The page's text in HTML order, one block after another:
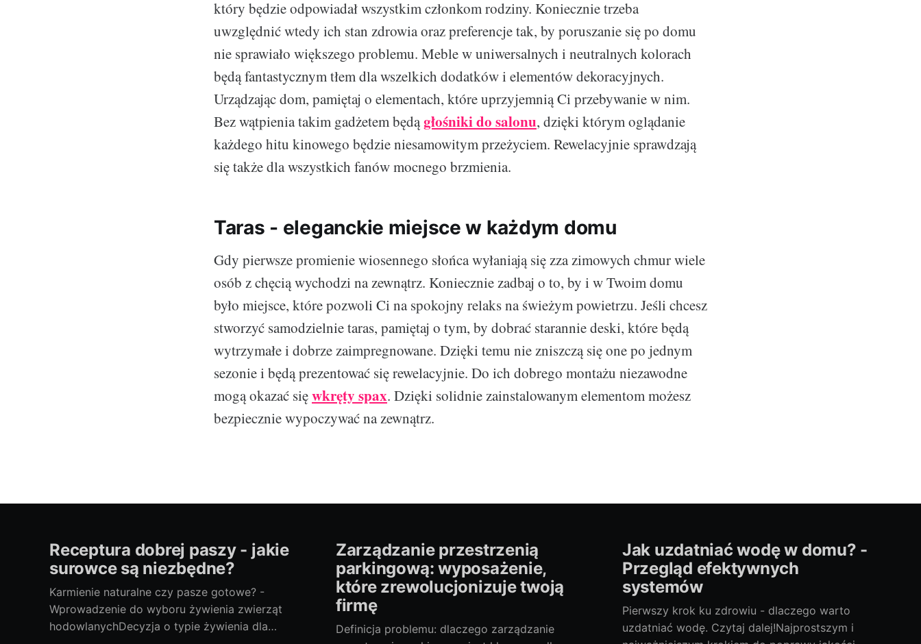
który będzie odpowiadał wszystkim członkom rodziny. Koniecznie trzeba
uwzględnić wtedy ich stan zdrowia oraz preferencje tak, by poruszanie się po domu
nie sprawiało większego problemu. Meble w uniwersalnych i neutralnych kolorach
będą fantastycznym tłem dla wszelkich dodatków i elementów dekoracyjnych.
Urządzając dom, pamiętaj o elementach, które uprzyjemnią Ci przebywanie w nim.
Bez wątpienia takim gadżetem będągłośniki do salonu, dzięki którym oglądanie
każdego hitu kinowego będzie niesamowitym przeżyciem. Rewelacyjnie sprawdzają
się także dla wszystkich fanów mocnego brzmienia.
Taras - eleganckie miejsce w każdym domu
Gdy pierwsze promienie wiosennego słońca wyłaniają się zza zimowych chmur wiele
osób z chęcią wychodzi na zewnątrz. Koniecznie zadbaj o to, by i w Twoim domu
było miejsce, które pozwoli Ci na spokojny relaks na świeżym powietrzu. Jeśli chcesz
stworzyć samodzielnie taras, pamiętaj o tym, by dobrać starannie deski, które będą
wytrzymałe i dobrze zaimpregnowane. Dzięki temu nie zniszczą się one po jednym
sezonie i będą prezentować się rewelacyjnie. Do ich dobrego montażu niezawodne
mogą okazać sięwkręty spax. Dzięki solidnie zainstalowanym elementom możesz
bezpiecznie wypoczywać na zewnątrz.
Receptura dobrej paszy - jakie
surowce są niezbędne?
Karmienie naturalne czy pasze gotowe? -
Wprowadzenie do wyboru żywienia zwierząt
hodowlanychDecyzja o typie żywienia dla
Zarządzanie przestrzenią
parkingową: wyposażenie,
które zrewolucjonizuje twoją
firmę
Definicja problemu: dlaczego zarządzanie
Jak uzdatniać wodę w domu? -
Przegląd efektywnych
systemów
Pierwszy krok ku zdrowiu - dlaczego warto
uzdatniać wodę. Czytaj dalej!Najprostszym i